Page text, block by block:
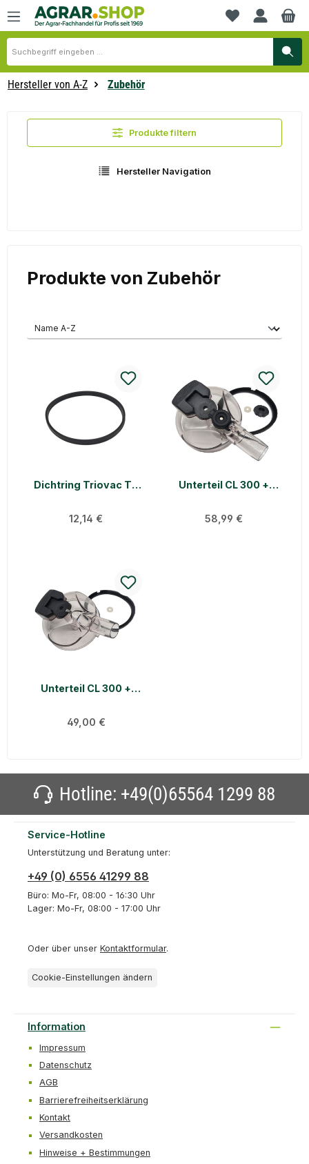
springen
Du hast 0
Hersteller von A-Z Zubehör
Produkte filtern
Hersteller Navigation
Produkte von Zubehör
Dichtring Triovac TF
Regulärer Preis:
12,14 €
Unterteil CL 300 +
Regulärer Preis:
58,99 €
Unterteil CL 300 +
Regulärer Preis:
49,00 €
Hotline: +49(0)65564 1299 88
Service-Hotline
Unterstützung und Beratung unter:
+49 (0) 6556 41299 88
Büro: Mo-Fr, 08:00 - 16:30 Uhr
Lager: Mo-Fr, 08:00 - 17:00 Uhr
Oder über unser Kontaktformular.
Cookie-Einstellungen ändern
Information
Impressum
Datenschutz
AGB
Barrierefreiheitserklärung
Kontakt
Versandkosten
Hinweise + Bestimmungen